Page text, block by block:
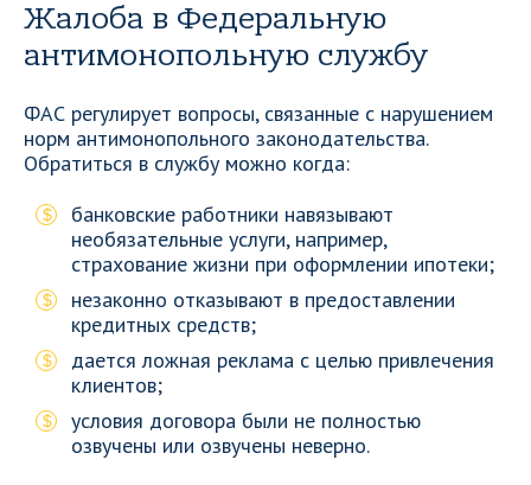
Жалоба в Федеральную
антимонопольную службу
ФАС регулирует вопросы, связанные с нарушением
норм антимонопольного законодательства.
Обратиться в службу можно когда:
банковские работники навязывают
необязательные услуги, например,
страхование жизни при оформлении ипотеки;
незаконно отказывают в предоставлении
кредитных средств;
дается ложная реклама с целью привлечения
клиентов;
условия договора были не полностью
озвучены или озвучены неверно.